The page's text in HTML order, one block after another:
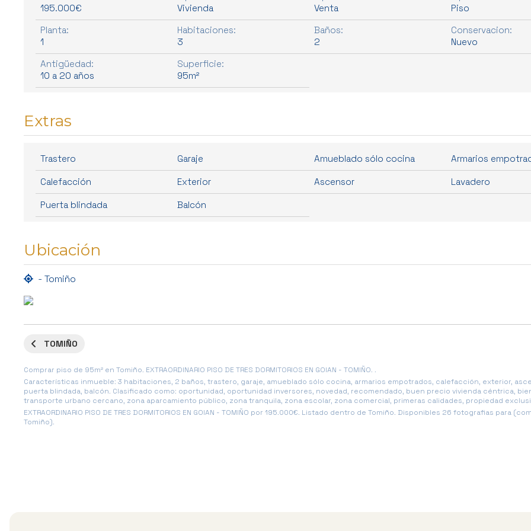
195.000€
Vivienda
Venta
Piso
Planta:
1
Habitaciones:
3
Baños:
2
Conservacion:
Nuevo
Antigüedad:
10 a 20 años
Superficie:
95m²
Extras
Trastero Garaje Amueblado sólo cocina Armarios
Calefacción Exterior Ascensor Lavadero
Puerta blindada Balcón
Ubicación
- Tomiño
TOMIÑO
Comprar piso de 95m² en Tomiño. EXTRAORDINARIO PISO DE TRES DORMITORIOS EN GOIAN - TOMIÑO. .
Características inmueble: 3 habitaciones, 2 baños, trastero, garaje, amueblado sólo cocina, armarios empotrados, calefacción, exterior,
puerta blindada, balcón. Clasificado como: oportunidad, oportunidad inversores, novedad, recomendado, buen precio vivienda céntrica,
transporte urbano cercano, zona aparcamiento público, zona tranquila, zona escolar, zona comercial, primeras calidades, propiedad
EXTRAORDINARIO PISO DE TRES DORMITORIOS EN GOIAN - TOMIÑO por 195.000€. Listado dentro de Tomiño. Disponibles 26 fotografias para
Tomiño).